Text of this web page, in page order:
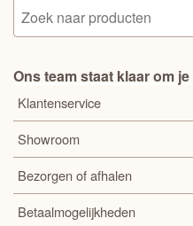
Ons team staat klaar om
Klantenservice
Showroom
Bezorgen of afhalen
Betaalmogelijkheden